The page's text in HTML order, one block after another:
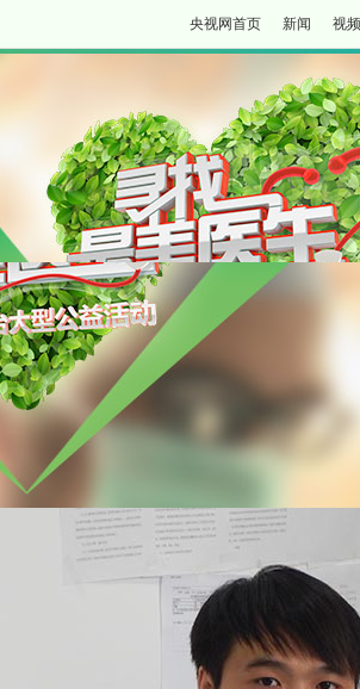
央视网首页 新闻 视频